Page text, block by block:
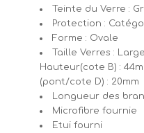
Teinte du Verre :
Protection :
Forme : Ovale
Taille Verres :
Hauteur(cote B) :
(pont/cote D) : 20mm
Longueur des
Microfibre fournie
Etui fourni